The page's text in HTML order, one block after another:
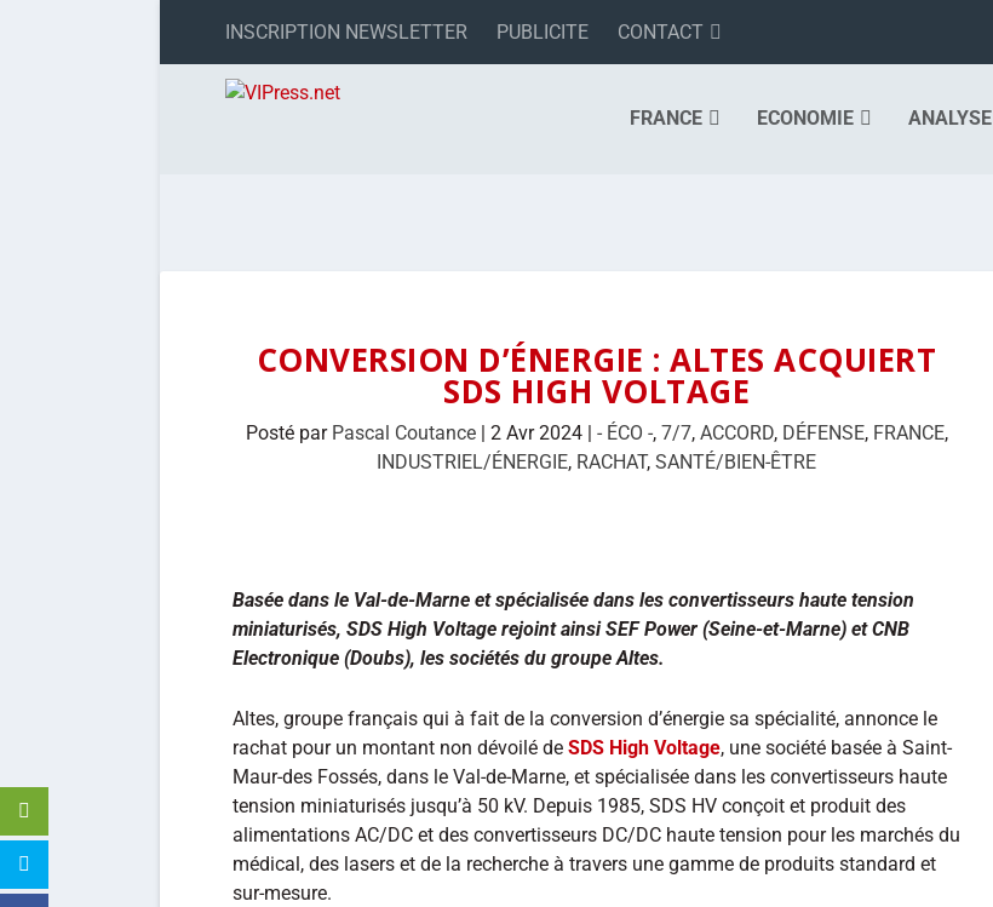
INSCRIPTION NEWSLETTER PUBLICITE CONTACT
FRANCE ECONOMIE ANALYSE
CONVERSION D’ÉNERGIE : ALTES ACQUIERT
SDS HIGH VOLTAGE
Posté par Pascal Coutance| 2 Avr 2024| - ÉCO -, 7/7, ACCORD, DÉFENSE, FRANCE,
INDUSTRIEL/ÉNERGIE, RACHAT,SANTÉ/BIEN-ÊTRE
Basée dans le Val-de-Marne et spécialisée dans les convertisseurs haute tension
miniaturisés, SDS High Voltage rejoint ainsi SEF Power (Seine-et-Marne) et CNB
Electronique (Doubs), les sociétés du groupe Altes.
Altes, groupe français qui à fait de la conversion d’énergie sa spécialité, annonce le
rachat pour un montant non dévoilé de SDS High Voltage, une société basée à Saint-
Maur-des Fossés, dans le Val-de-Marne, et spécialisée dans les convertisseurs haute
tension miniaturisés jusqu’à 50 kV. Depuis 1985, SDS HV conçoit et produit des
alimentations AC/DC et des convertisseurs DC/DC haute tension pour les marchés du
médical, des lasers et de la recherche à travers une gamme de produits standard et
sur-mesure.